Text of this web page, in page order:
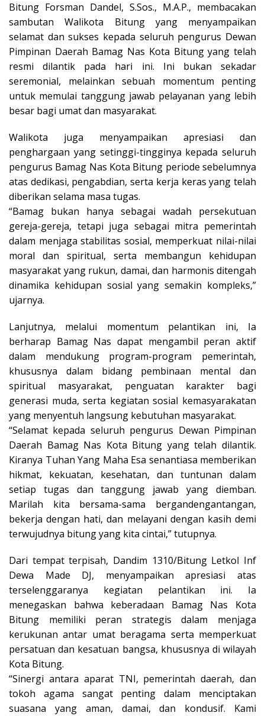
Bitung Forsman Dandel, S.Sos., M.A.P., membacakan
sambutan Walikota Bitung yang menyampaikan
selamat dan sukses kepada seluruh pengurus Dewan
Pimpinan Daerah Bamag Nas Kota Bitung yang telah
resmi dilantik pada hari ini. Ini bukan sekadar
seremonial, melainkan sebuah momentum penting
untuk memulai tanggung jawab pelayanan yang lebih
besar bagi umat dan masyarakat.
Walikota juga menyampaikan apresiasi dan
penghargaan yang setinggi-tingginya kepada seluruh
pengurus Bamag Nas Kota Bitung periode sebelumnya
atas dedikasi, pengabdian, serta kerja keras yang telah
diberikan selama masa tugas.
“Bamag bukan hanya sebagai wadah persekutuan
gereja-gereja, tetapi juga sebagai mitra pemerintah
dalam menjaga stabilitas sosial, memperkuat nilai-nilai
moral dan spiritual, serta membangun kehidupan
masyarakat yang rukun, damai, dan harmonis ditengah
dinamika kehidupan sosial yang semakin kompleks,”
ujarnya.
Lanjutnya, melalui momentum pelantikan ini, Ia
berharap Bamag Nas dapat mengambil peran aktif
dalam mendukung program-program pemerintah,
khususnya dalam bidang pembinaan mental dan
spiritual masyarakat, penguatan karakter bagi
generasi muda, serta kegiatan sosial kemasyarakatan
yang menyentuh langsung kebutuhan masyarakat.
“Selamat kepada seluruh pengurus Dewan Pimpinan
Daerah Bamag Nas Kota Bitung yang telah dilantik.
Kiranya Tuhan Yang Maha Esa senantiasa memberikan
hikmat, kekuatan, kesehatan, dan tuntunan dalam
setiap tugas dan tanggung jawab yang diemban.
Marilah kita bersama-sama bergandengantangan,
bekerja dengan hati, dan melayani dengan kasih demi
terwujudnya bitung yang kita cintai,” tutupnya.
Dari tempat terpisah, Dandim 1310/Bitung Letkol Inf
Dewa Made DJ, menyampaikan apresiasi atas
terselenggaranya kegiatan pelantikan ini. Ia
menegaskan bahwa keberadaan Bamag Nas Kota
Bitung memiliki peran strategis dalam menjaga
kerukunan antar umat beragama serta memperkuat
persatuan dan kesatuan bangsa, khususnya di wilayah
Kota Bitung.
“Sinergi antara aparat TNI, pemerintah daerah, dan
tokoh agama sangat penting dalam menciptakan
suasana yang aman, damai, dan kondusif. Kami